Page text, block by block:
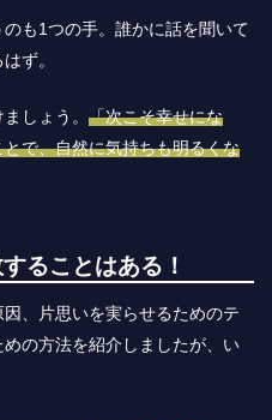
も1つの手。誰かに話を聞いて
ず。
しょう。 「次こそ幸せにな
で、自然に気持ちも明るくな
ることはある！
、片思いを実らせるためのテ
の方法を紹介しましたが、い